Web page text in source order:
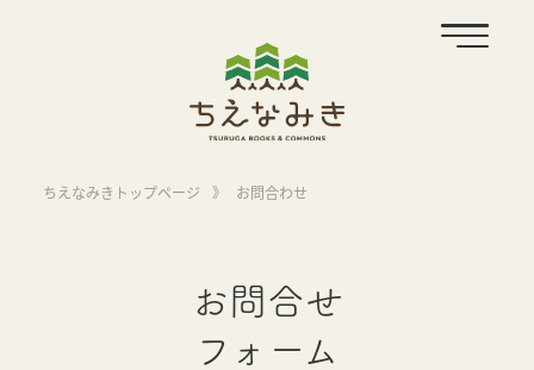
ちえなみきトップページ 》 お問合わせ
お問合せ
フォーム